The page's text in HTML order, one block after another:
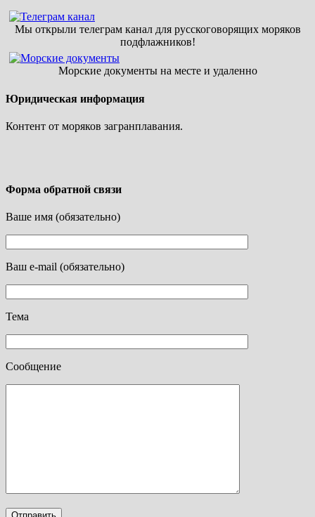
Мы открыли телеграм канал для русскоговорящих моряков
подфлажников!
Морские документы на месте и удаленно
Юридическая информация
Контент от моряков загранплавания.
Форма обратной связи
Ваше имя (обязательно)
Ваш e-mail (обязательно)
Тема
Сообщение